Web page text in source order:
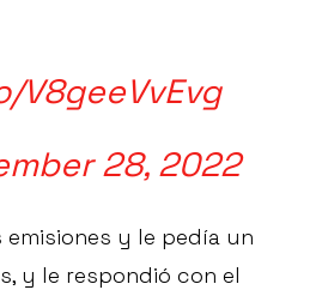
28, 2022
y le pedía un
y le respondió con el